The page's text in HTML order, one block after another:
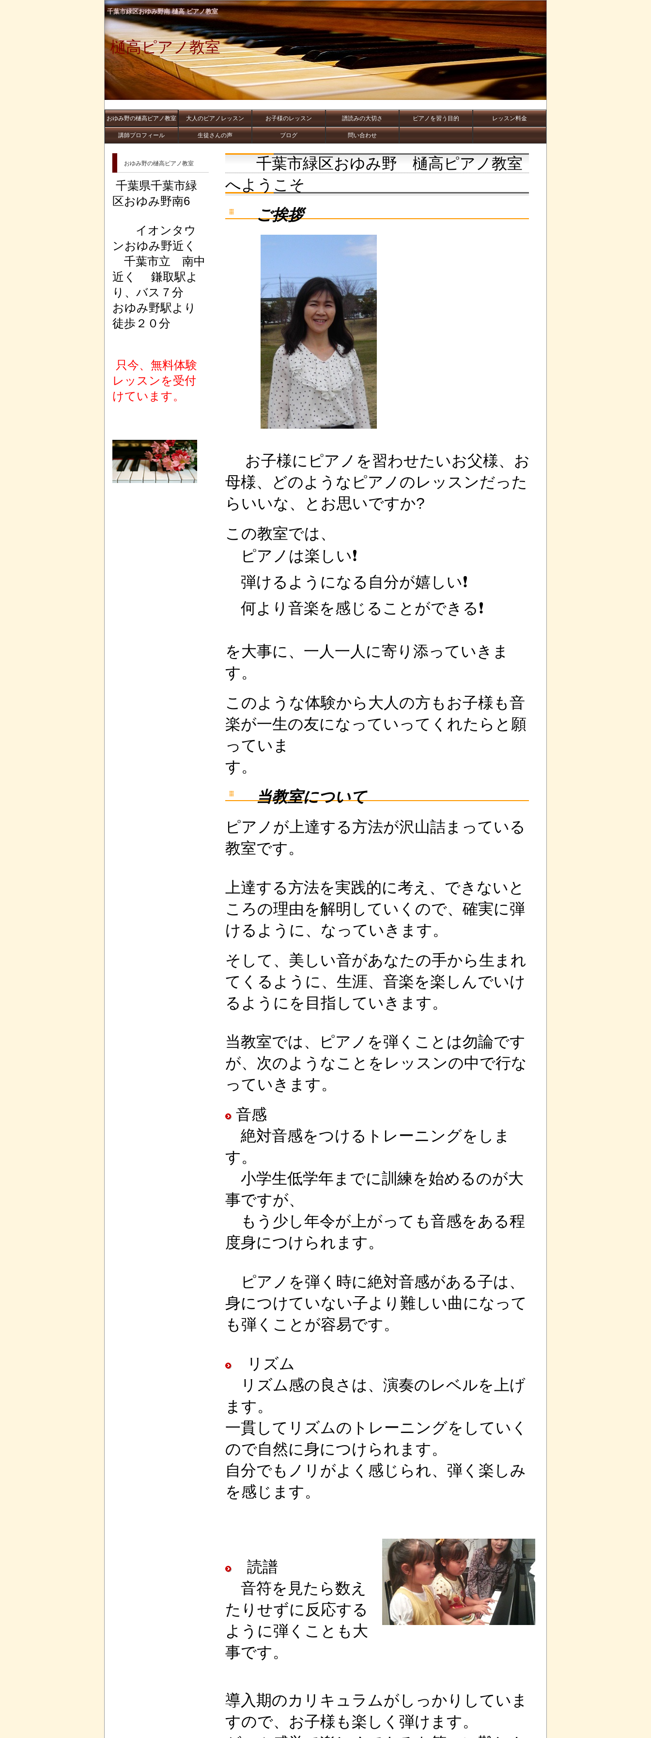
千葉市緑区おゆみ野南 樋高 ピアノ教室
樋高ピアノ教室
おゆみ野の樋高ピアノ教室 大人のピアノレッスン お子様のレッスン 譜読みの大切さ ピアノを習う目的 レッスン料金
講師プロフィール 生徒さんの声 ブログ 問い合わせ
千葉市緑区おゆみ野 樋高ピアノ教室
へようこそ
ご挨拶
お子様にピアノを習わせたいお父様、お
母様、どのようなピアノのレッスンだった
らいいな、とお思いですか?
この教室では、
ピアノは楽しい❗
弾けるようになる自分が嬉しい❗
何より音楽を感じることができる❗
を大事に、一人一人に寄り添っていきま
す。
このような体験から大人の方もお子様も音
楽が一生の友になっていってくれたらと願
っていま
す。
当教室について
ピアノが上達する方法が沢山詰まっている
教室です。
上達する方法を実践的に考え、できないと
ころの理由を解明していくので、確実に弾
けるように、なっていきます。
そして、美しい音があなたの手から生まれ
てくるように、生涯、音楽を楽しんでいけ
るようにを目指していきます。
当教室では、ピアノを弾くことは勿論です
が、次のようなことをレッスンの中で行な
っていきます。
音感
絶対音感をつけるトレーニングをしま
す。
小学生低学年までに訓練を始めるのが大
事ですが、
もう少し年令が上がっても音感をある程
度身につけられます。
ピアノを弾く時に絶対音感がある子は、
身につけていない子より難しい曲になって
も弾くことが容易です。
リズム
リズム感の良さは、演奏のレベルを上げ
ます。
一貫してリズムのトレーニングをしていく
ので自然に身につけられます。
自分でもノリがよく感じられ、弾く楽しみ
を感じます。
読譜
音符を見たら数え
たりせずに反応する
ように弾くことも大
事です。
導入期のカリキュラムがしっかりしていま
すので、お子様も楽しく弾けます。
おゆみ野の樋高ピアノ教室
千葉県千葉市緑
区おゆみ野南6
イオンタウ
ンおゆみ野近く
千葉市立 南中
近く 鎌取駅よ
り、バス７分
おゆみ野駅より
徒歩２０分
只今、無料体験
レッスンを受付
けています。